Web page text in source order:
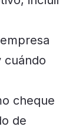
cuándo
cheque
de